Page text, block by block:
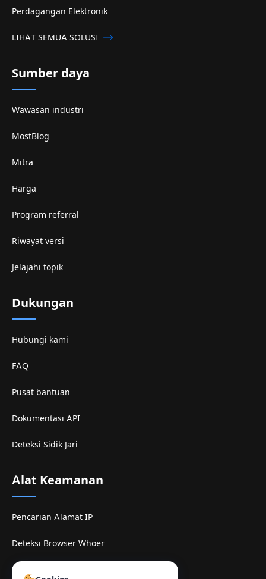
Perdagangan Elektronik
LIHAT SEMUA SOLUSI
Sumber daya
Wawasan industri
MostBlog
Mitra
Harga
Program referral
Riwayat versi
Jelajahi topik
Dukungan
Hubungi kami
FAQ
Pusat bantuan
Dokumentasi API
Deteksi Sidik Jari
Alat Keamanan
Pencarian Alamat IP
Deteksi Browser Whoer
Situs mirror TamilMV